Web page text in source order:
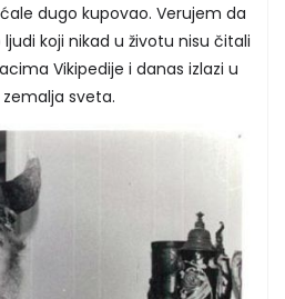
dugo kupovao. Verujem da
koji nikad u životu nisu čitali
Vikipedije i danas izlazi u
sveta.